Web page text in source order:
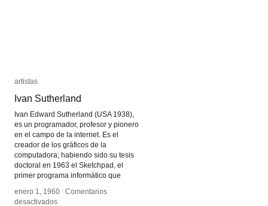
artistas
Ivan Sutherland
Ivan Edward Sutherland (USA 1938),
es un programador, profesor y pionero
en el campo de la internet. Es el
creador de los gráficos de la
computadora; habiendo sido su tesis
doctoral en 1963 el Sketchpad, el
primer programa informático que
enero 1, 1960 / Comentarios
desactivadosen
artistas
Ivan Sutherland
enero 1, 1960 / Comentarios
desactivadosen